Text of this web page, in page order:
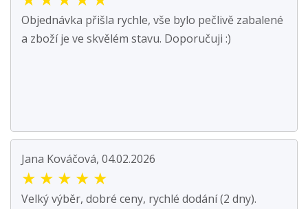
Objednávka přišla rychle, vše bylo pečlivě zabalené
a zboží je ve skvělém stavu. Doporučuji :)
Jana Kováčová, 04.02.2026
★ ★ ★ ★ ★
Velký výběr, dobré ceny, rychlé dodání (2 dny).